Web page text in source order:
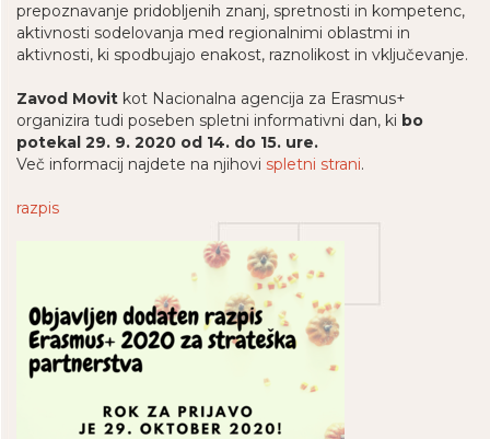
prepoznavanje pridobljenih znanj, spretnosti in kompetenc,
aktivnosti sodelovanja med regionalnimi oblastmi in
aktivnosti, ki spodbujajo enakost, raznolikost in vključevanje.
Zavod Movit kot Nacionalna agencija za Erasmus+
organizira tudi poseben spletni informativni dan, ki bo
potekal 29. 9. 2020 od 14. do 15. ure.
Več informacij najdete na njihovi spletni strani.
razpis